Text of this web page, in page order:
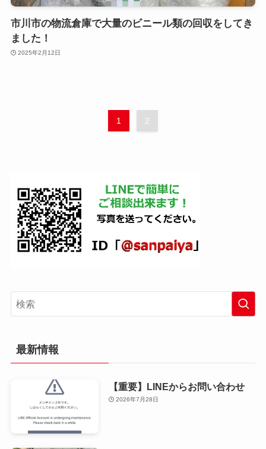
市川市の物流倉庫で大量のビニール類の回収をしてき
ました！
2025年2月12日
1 2
最新情報
【重要】LINEからお問い合わせ
2026年7月28日